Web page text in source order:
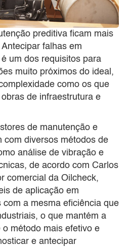
preditiva ficam mais
falhas em
um dos requisitos para
muito próximos do ideal,
como os que
de infraestrutura e
de manutenção e
com diversos métodos de
análise de vibração e
de acordo com Carlos
comercial da Oilcheck,
de aplicação em
a mesma eficiência que
o que mantém a
método mais efetivo e
e antecipar